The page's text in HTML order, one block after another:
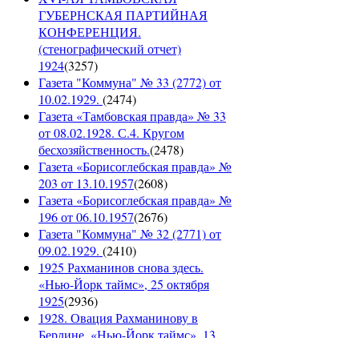
ГУБЕРНСКАЯ ПАРТИЙНАЯ
КОНФЕРЕНЦИЯ.
(стенографический отчет)
1924(3257)
Газета "Коммуна" № 33 (2772) от
10.02.1929. (2474)
Газета «Тамбовская правда» № 33
от 08.02.1928. С.4. Кругом
бесхозяйственность.(2478)
Газета «Борисоглебская правда» №
203 от 13.10.1957(2608)
Газета «Борисоглебская правда» №
196 от 06.10.1957(2676)
Газета "Коммуна" № 32 (2771) от
09.02.1929. (2410)
1925 Рахманинов снова здесь.
«Нью-Йорк таймс», 25 октября
1925(2936)
1928. Овация Рахманинову в